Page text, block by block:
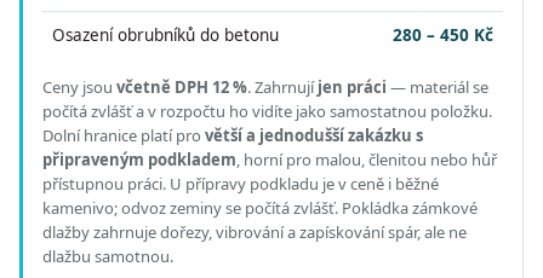
Osazení obrubníků do betonu 280 – 450 Kč
Ceny jsou včetně DPH 12 %.Zahrnujíjen práci — materiál se
počítá zvlášť a v rozpočtu ho vidíte jako samostatnou položku.
Dolní hranice platí pro větší a jednodušší zakázku s
připraveným podkladem, horní pro malou, členitou nebo hůř
přístupnou práci. U přípravy podkladu je v ceně i běžné
kamenivo; odvoz zeminy se počítá zvlášť. Pokládka zámkové
dlažby zahrnuje dořezy, vibrování a zapískování spár, ale ne
dlažbu samotnou.